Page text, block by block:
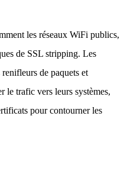
les réseaux WiFi publics,
de SSL stripping. Les
de paquets et
le trafic vers leurs systèmes,
pour contourner les